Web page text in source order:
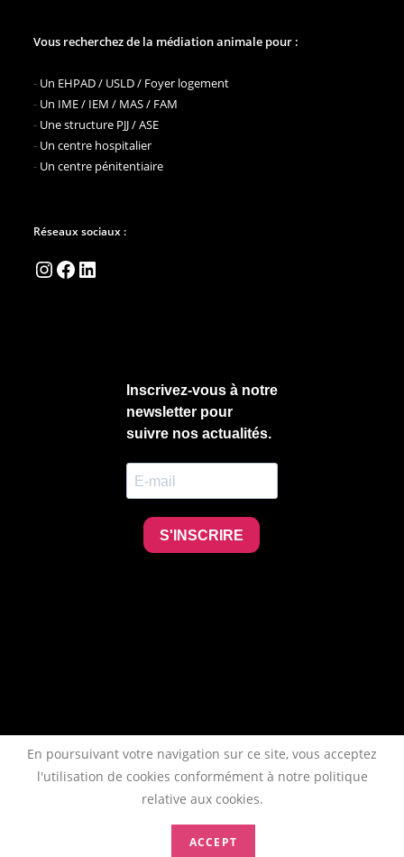
Vous recherchez de la médiation animale pour :
- Un EHPAD / USLD / Foyer logement
- Un IME / IEM / MAS / FAM
- Une structure PJJ / ASE
- Un centre hospitalier
- Un centre pénitentiaire
Réseaux sociaux :
Instagram
Facebook
LinkedIn
Copyright 2026 - AFTAA
En poursuivant votre navigation sur ce site, vous acceptez
l'utilisation de cookies conformément à notre politique
relative aux cookies.
ACCEPT